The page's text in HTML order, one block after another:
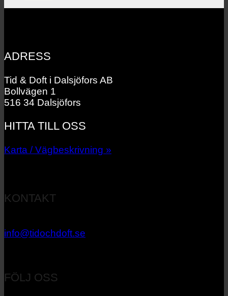
ADRESS
Tid & Doft i Dalsjöfors AB
Bollvägen 1
516 34 Dalsjöfors
HITTA TILL OSS
Karta / Vägbeskrivning »
KONTAKT
info@tidochdoft.se
FÖLJ OSS